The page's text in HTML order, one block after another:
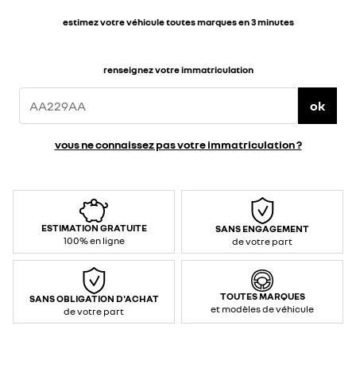
estimez votre véhicule toutes marques en 3 minutes
renseignez votre immatriculation
ok
vous ne connaissez pas votre immatriculation ?
ESTIMATION GRATUITE
100% en ligne
SANS ENGAGEMENT
de votre part
SANS OBLIGATION D'ACHAT
de votre part
TOUTES MARQUES
et modèles de véhicule